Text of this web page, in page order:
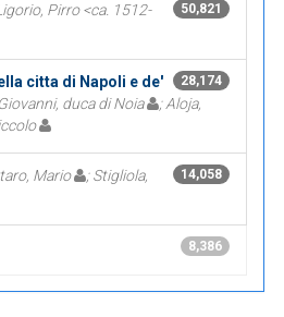
50,821
Pirro <ca. 1512-
28,174
citta di Napoli e de'
duca di Noia
; Aloja,
14,058
Mario
; Stigliola,
8,386